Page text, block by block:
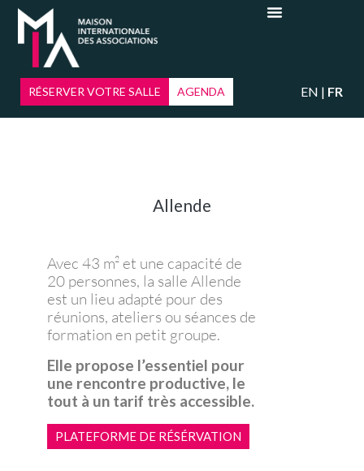
RÉSERVER VOTRE SALLE AGENDA EN FR
Allende
Avec 43 m² et une capacité de
20 personnes, la salle Allende
est un lieu adapté pour des
réunions, ateliers ou séances de
formation en petit groupe.
Elle propose l’essentiel pour
une rencontre productive, le
tout à un tarif très accessible.
PLATEFORME DE RÉSÉRVATION